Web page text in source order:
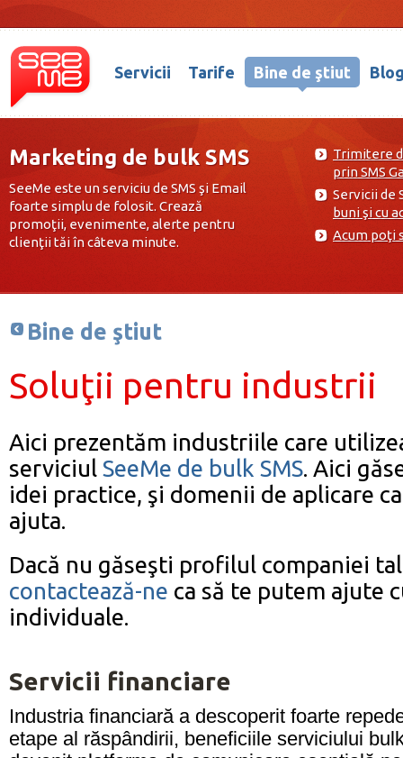
Servicii Tarife Bine de ştiut
Marketing de bulk SMS
SeeMe este un serviciu de SMS şi Email
foarte simplu de folosit. Crează
promoţii, evenimente, alerte pentru
clienţii tăi în câteva minute.
Trimitere
prin SMS
Servicii de
buni şi cu
Acum poţi
Bine de ştiut
Soluţii pentru industrii
Aici prezentăm industriile care
serviciul SeeMe de bulk SMS. Aici
idei practice, şi domenii de aplicare
ajuta.
Dacă nu găseşti profilul companiei
contactează-ne ca să te putem ajute
individuale.
Servicii financiare
Industria financiară a descoperit foarte
etape al răspândirii, beneficiile serviciului